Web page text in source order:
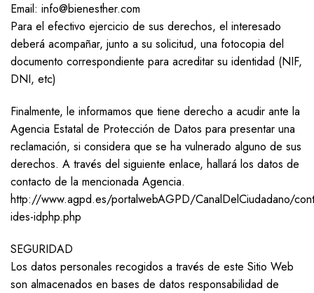
Email: info@bienesther.com
Para el efectivo ejercicio de sus derechos, el interesado
deberá acompañar, junto a su solicitud, una fotocopia del
documento correspondiente para acreditar su identidad (NIF,
DNI, etc)
Finalmente, le informamos que tiene derecho a acudir ante la
Agencia Estatal de Protección de Datos para presentar una
reclamación, si considera que se ha vulnerado alguno de sus
derechos. A través del siguiente enlace, hallará los datos de
contacto de la mencionada Agencia.
http://www.agpd.es/portalwebAGPD/CanalDelCiudadano/
ides-idphp.php
SEGURIDAD
Los datos personales recogidos a través de este Sitio Web
son almacenados en bases de datos responsabilidad de